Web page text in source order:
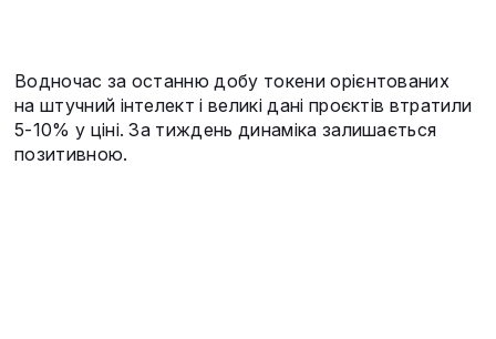
Водночас за останню добу токени орієнтованих
на штучний інтелект і великі дані проєктів втратили
5-10% у ціні. За тиждень динаміка залишається
позитивною.